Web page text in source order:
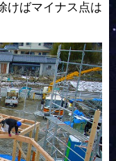
けばマイナス点は